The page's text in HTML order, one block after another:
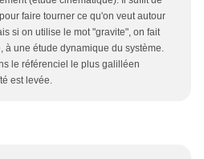
faire tourner ce qu'on veut autour
si on utilise le mot "gravite", on fait
à une étude dynamique du système.
le référenciel le plus galilléen
est levée.